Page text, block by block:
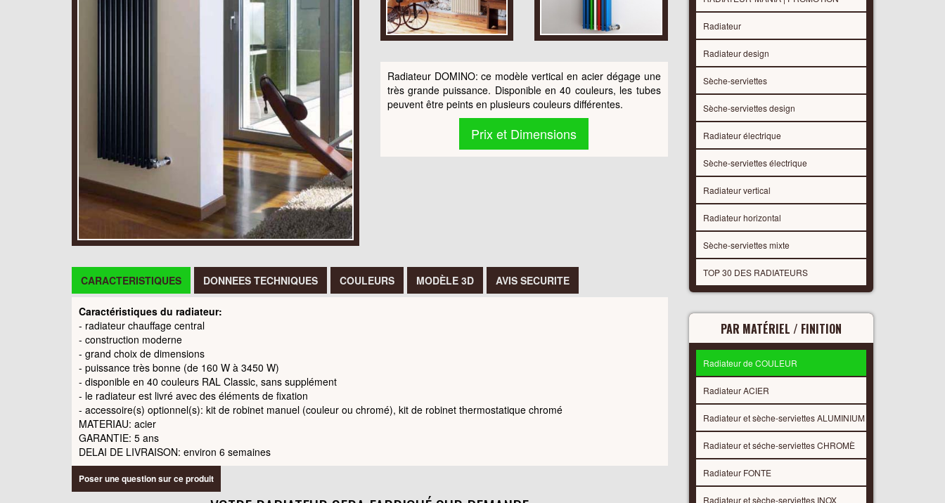
Radiateur DOMINO: ce modèle vertical en acier dégage une
très grande puissance. Disponible en 40 couleurs, les tubes
peuvent être peints en plusieurs couleurs différentes.
Prix et Dimensions
CARACTERISTIQUES DONNEES TECHNIQUES COULEURS MODÈLE 3D AVIS SECURITE
Caractéristiques du radiateur:
- radiateur chauffage central
- construction moderne
- grand choix de dimensions
- puissance très bonne (de 160 W à 3450 W)
- disponible en 40 couleurs RAL Classic, sans supplément
- le radiateur est livré avec des éléments de fixation
- accessoire(s) optionnel(s): kit de robinet manuel (couleur ou chromé), kit de robinet thermostatique chromé
MATERIAU: acier
GARANTIE: 5 ans
DELAI DE LIVRAISON: environ 6 semaines
Poser une question sur ce produit
Radiateur
Radiateur design
Sèche-serviettes
Sèche-serviettes design
Radiateur électrique
Sèche-serviettes électrique
Radiateur vertical
Radiateur horizontal
Sèche-serviettes mixte
TOP 30 DES RADIATEURS
PAR MATÉRIEL / FINITION
Radiateur de COULEUR
Radiateur ACIER
Radiateur et sèche-serviettes ALUMINIUM
Radiateur et séche-serviettes CHROMÈ
Radiateur FONTE
Radiateur et sèche-serviettes INOX